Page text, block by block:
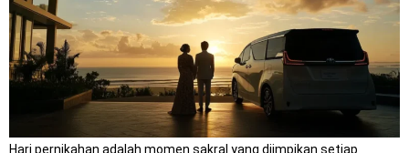
Hari pernikahan adalah momen sakral yang diimpikan setiap